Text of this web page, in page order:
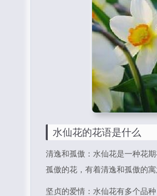
水仙花的花语是什么
清逸和孤傲：水仙花是一种花
孤傲的花，有着清逸和孤傲的寓
坚贞的爱情：水仙花有多个品